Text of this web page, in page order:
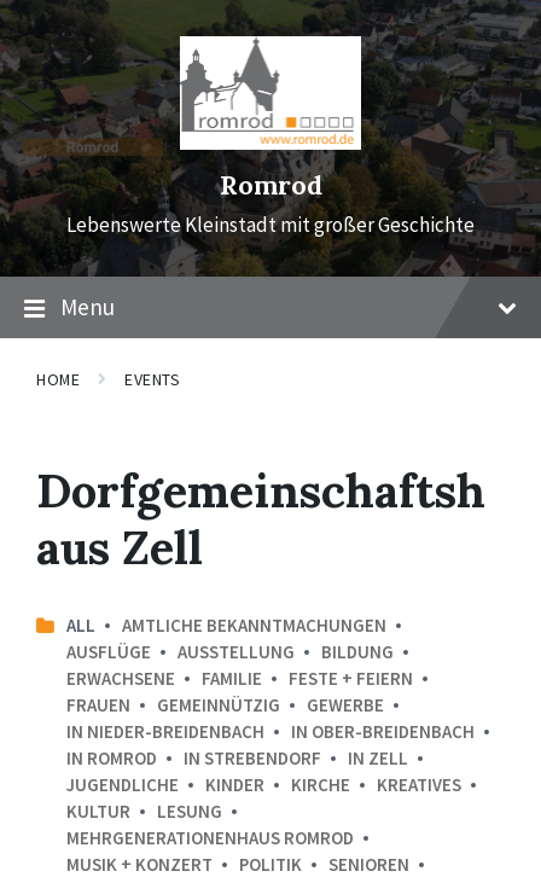
Skip
to
content
Skip
to
main
navigation
Skip
to
footer
Romrod
Lebenswerte Kleinstadt mit großer Geschichte
Menu
HOME EVENTS
Dorfgemeinschaftsh
aus Zell
ALL
AMTLICHE BEKANNTMACHUNGEN
AUSFLÜGE
AUSSTELLUNG
BILDUNG
ERWACHSENE
FAMILIE
FESTE + FEIERN
FRAUEN
GEMEINNÜTZIG
GEWERBE
IN NIEDER-BREIDENBACH
IN OBER-BREIDENBACH
IN ROMROD
IN STREBENDORF
IN ZELL
JUGENDLICHE
KINDER KIRCHE
KREATIVES
KULTUR
LESUNG
MEHRGENERATIONENHAUS ROMROD
MUSIK + KONZERT
POLITIK
SENIOREN